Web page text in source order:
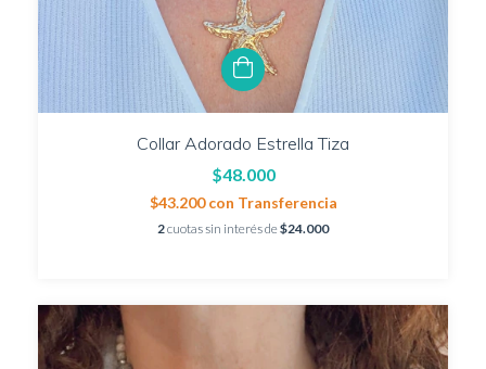
Collar Adorado Estrella Tiza
$48.000
$43.200con Transferencia
2cuotas sin interés de$24.000